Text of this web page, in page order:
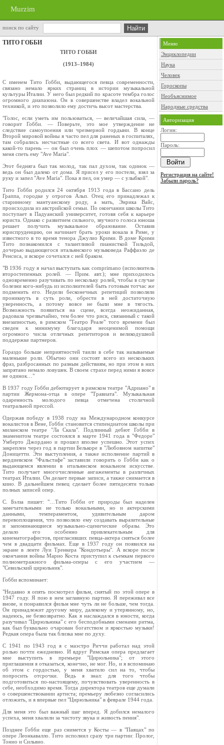
Murzim
поиск по сайту
ТИТО ГОББИ
ТИТО ГОББИ
(1913–1984)
С именем Тито Гобби, выдающегося певца современности,
связано немало ярких страниц в истории музыкальной
культуры Италии. У него был редкий по красоте тембра голос
огромного диапазона. Он в совершенстве владел вокальной
техникой, и это позволило ему достичь высот мастерства.
"Голос, если уметь им пользоваться, — величайшая сила, —
говорит Гобби. — Поверьте, это мое утверждение не
следствие самоупоения или чрезмерной гордыни. В конце
Второй мировой войны я часто пел для раненых в госпиталях,
там собрались несчастные со всего света. И вот однажды
какой-то парень — он был очень плох — шепотом попросил
меня спеть ему "Ave Maria".
Этот бедняга был так молод, так пал духом, так одинок —
ведь он был далеко от дома. Я присел у его постели, взял за
руку и запел "Ave Maria". Пока я пел, он умер — с улыбкой".
Тито Гобби родился 24 октября 1913 года в Бассано дель
Граппа, городке у отрогов Альп. Отец его принадлежал к
старинному мантуанскому роду, а мать, Энрика Вайс,
происходила из австрийской семьи. По окончании школы Тито
поступает в Падуанский университет, готовя себя к карьере
юриста. Однако с развитием сильного, звучного голоса юноша
решает получить музыкальное образование. Оставив
юриспруденцию, он начинает брать уроки вокала в Риме, у
известного в то время тенора Джулио Крими. В доме Крими
Тито познакомился с талантливой пианисткой Тильдой,
дочерью выдающегося итальянского музыковеда Раффаэло де
Ренсиса, и вскоре сочетался с ней браком.
"В 1936 году я начал выступать как comprimano (исполнитель
второстепенных ролей. — Прим. авт.); мне приходилось
одновременно разучивать по нескольку ролей, чтобы в случае
болезни кого-нибудь из исполнителей быть готовым тотчас же
подменить его. Недели бесконечных репетиций позволяли
проникнуть в суть роли, обрести в ней достаточную
уверенность, а потому вовсе не были мне в тягость.
Возможность появиться на сцене, всегда неожиданная,
радовала чрезвычайно, тем более что риск, связанный с такой
внезапностью, в римском "Театро Реале" того времени был
сведен к минимуму благодаря неоценимой помощи
огромного числа отличных репетиторов и великодушной
поддержке партнеров.
Гораздо больше неприятностей таили в себе так называемые
маленькие роли. Обычно они состоят всего из нескольких
фраз, разбросанных по разным действиям, но при этом в них
запрятано немало ловушек. В своем страхе перед ними я вовсе
не одинок…"
В 1937 году Гобби дебютирует в римском театре "Адриано" в
партии Жермона-отца в опере "Травиата". Музыкальная
одаренность молодого певца отмечена столичной
театральной прессой.
Одержав победу в 1938 году на Международном конкурсе
вокалистов в Вене, Гобби становится стипендиатом школы при
миланском театре "Ла Скала". Подлинный дебют Гобби в
знаменитом театре состоялся в марте 1941 года в "Федоре"
Умберто Джордано и прошел вполне успешно. Этот успех
закреплен через год в партии Белькоре в "Любовном напитке"
Доницетти. Эти выступления, а также исполнение партий в
вердиевском "Фальстафе" заставили говорить о Гобби как о
выдающемся явлении в итальянском вокальном искусстве.
Тито получает многочисленные ангажементы в различных
театрах Италии. Он делает первые записи, а также снимается в
кино. В дальнейшем певец сделает более пятидесяти только
полных записей опер.
С. Бэлза пишет: "…Тито Гобби от природы был наделен
замечательными не только вокальными, но и актерскими
данными, темпераментом, удивительным даром
перевоплощения, что позволяло ему создавать выразительные
и запоминающиеся музыкально-сценические образы. Это
делало его особенно привлекательным для
кинематографистов, пригласивших певца-актера сняться более
чем в двадцати фильмах. Еще в 1937 году он появился на
экране в ленте Луи Тренкера "Кондотьеры". А вскоре после
окончания войны Марио Коста приступил к съемкам первого
полнометражного фильма-оперы с его участием —
"Севильский цирюльник".
Гобби вспоминает:
"Недавно я опять посмотрел фильм, снятый по этой опере в
1947 году. Я пою в нем заглавную партию. Я переживал все
внове, и понравился фильм мне чуть ли не больше, чем тогда.
Он принадлежит другому миру, далекому и утерянному, но,
надеюсь, не безвозвратно. Как я наслаждался в юности, когда
разучивал "Цирюльника" с его бесподобными сменами ритма,
как был буквально очарован богатством и яркостью музыки!
Редкая опера была так близка мне по духу.
С 1941 по 1943 год я с маэстро Риччи работал над этой
ролью почти ежедневно. И вдруг Римская опера предлагает
мне выступить в премьере "Цирюльника"; от этого
приглашения я отказаться, конечно, не мог. Но, и я вспоминаю
об этом с гордостью, у меня хватило сил на то, чтобы
попросить отсрочки. Ведь я знал: для того чтобы
подготовиться по-настоящему, почувствовать уверенность в
себе, необходимо время. Тогда директора театров еще думали
о совершенствовании артиста; премьеру любезно согласились
отложить, и я впервые пел "Цирюльника" в феврале 1944 года.
Для меня это был важный шаг вперед. Я добился немалого
успеха, меня хвалили за чистоту звука и живость пения".
Позднее Гобби еще раз снимется у Косты — в "Паяцах" по
опере Леонкавалло. Тито исполнил сразу три партии: Пролог,
Тонио и Сильвио.
Меню
Энциклопедии
Наука
Человек
Гороскопы
Необъяснимое
Народные средства
Авторизация
Логин:
Пароль:
Регистрация на сайте!
Забыли пароль?